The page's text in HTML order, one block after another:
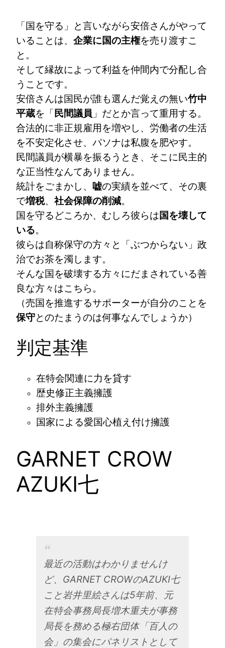
「国を守る」と言いながら安倍さんがやって
いることは、 企業に国の主権を売り渡すこ
と。
そして縁故によって利益を仲間内で分配し合
うことです。
安倍さんは国民が誰も選んだ覚えの無い竹中
平蔵を「民間議員 」だとか言って重用する。
合法的に非正規雇用を増やし、労働者の生活
を不安定化させ、パソナは私腹を肥やす。
民間議員が横暴を振るうとき、そこに民主的
な正当性なんてありません。
統計をごまかし、 嘘の実績を並べて、その裏
で増税、 社会保障の削減。
国を守るどころか、むしろ彼らは国を壊して
いる。
彼らは自称保守の方々と「ぶつからない」政
治でお茶を濁します。
そんな国を破壊する方々にだまされている善
良な方々はこちら。
（売国を推進するサポーターが自分のことを
保守とのたまうのは何事なんでしょうか）
判定基準
在特会関連に力を貸す
歴史修正主義擁護
排外主義擁護
国家による愛国心植え付け擁護
GARNET CROW
AZUKI七
最近の活動はわかりませんけ
ど、GARNET CROWのAZUKI七
こと岩井里絵さんは5年前、元
在特会事務局長増木重夫が事務
局長を務める極右団体「百人の
会」の集会にパネリストとして